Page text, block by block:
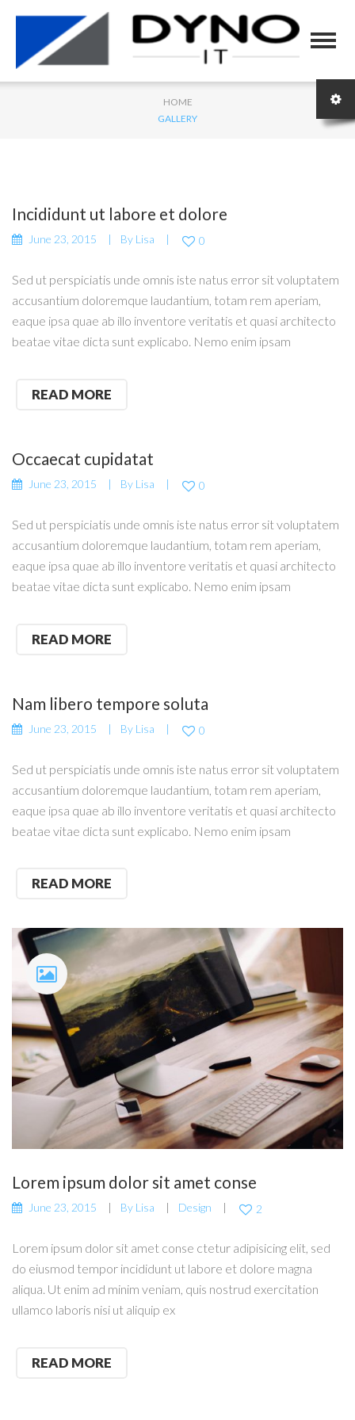
HOME
GALLERY
Incididunt ut labore et dolore
June 23, 2015 By Lisa 0
Sed ut perspiciatis unde omnis iste natus error sit voluptatem
accusantium doloremque laudantium, totam rem aperiam,
eaque ipsa quae ab illo inventore veritatis et quasi architecto
beatae vitae dicta sunt explicabo. Nemo enim ipsam
READ MORE
Occaecat cupidatat
June 23, 2015 By Lisa 0
Sed ut perspiciatis unde omnis iste natus error sit voluptatem
accusantium doloremque laudantium, totam rem aperiam,
eaque ipsa quae ab illo inventore veritatis et quasi architecto
beatae vitae dicta sunt explicabo. Nemo enim ipsam
READ MORE
Nam libero tempore soluta
June 23, 2015 By Lisa 0
Sed ut perspiciatis unde omnis iste natus error sit voluptatem
accusantium doloremque laudantium, totam rem aperiam,
eaque ipsa quae ab illo inventore veritatis et quasi architecto
beatae vitae dicta sunt explicabo. Nemo enim ipsam
READ MORE
Lorem ipsum dolor sit amet conse
June 23, 2015 By Lisa Design 2
Lorem ipsum dolor sit amet conse ctetur adipisicing elit, sed
do eiusmod tempor incididunt ut labore et dolore magna
aliqua. Ut enim ad minim veniam, quis nostrud exercitation
ullamco laboris nisi ut aliquip ex
READ MORE